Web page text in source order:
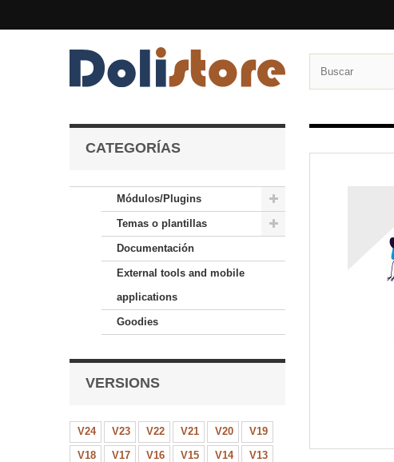
CATEGORÍAS
Módulos/Plugins
Temas o plantillas
Documentación
External tools and mobile
applications
Goodies
VERSIONS
V24 V23 V22 V21 V20
V19
V18
V17 V16 V15 V14
V13